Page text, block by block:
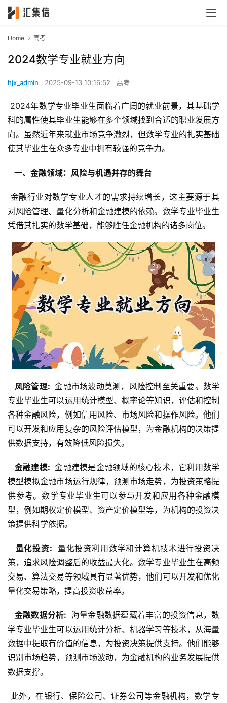
Home 高考
2024数学专业就业方向
hjx_admin 2025-09-13 10:16:52 高考
科的属性使其毕业生能够在多个领域找到合适的职业发展方
向。虽然近年来就业市场竞争激烈，但数学专业的扎实基础
使其毕业生在众多专业中拥有较强的竞争力。
  一、金融领域：风险与机遇并存的舞台
对风险管理、量化分析和金融建模的依赖。数学专业毕业生
凭借其扎实的数学基础，能够胜任金融机构的诸多岗位。
  风险管理:
金融市场波动莫测，风险控制至关重要。数学
专业毕业生可以运用统计模型、概率论等知识，评估和控制
各种金融风险，例如信用风险、市场风险和操作风险。他们
可以开发和应用复杂的风险评估模型，为金融机构的决策提
供数据支持，有效降低风险损失。
  金融建模:
金融建模是金融领域的核心技术，它利用数学
模型模拟金融市场运行规律，预测市场走势，为投资策略提
供参考。数学专业毕业生可以参与开发和应用各种金融模
型，例如期权定价模型、资产定价模型等，为机构的投资决
策提供科学依据。
  量化投资:
量化投资利用数学和计算机技术进行投资决
策，追求风险调整后的收益最大化。数学专业毕业生在高频
交易、算法交易等领域具有显著优势，他们可以开发和优化
量化交易策略，提高投资收益率。
  金融数据分析:
海量金融数据蕴藏着丰富的投资信息，数
学专业毕业生可以运用统计分析、机器学习等技术，从海量
数据中提取有价值的信息，为投资决策提供支持。他们能够
识别市场趋势，预测市场波动，为金融机构的业务发展提供
数据支撑。